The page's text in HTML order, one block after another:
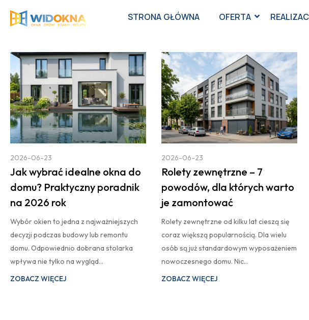
STRONA GŁÓWNA OFERTA
2026-06-23
Jak wybrać idealne okna do
domu? Praktyczny poradnik
na 2026 rok
Wybór okien to jedna z najważniejszych
decyzji podczas budowy lub remontu
domu. Odpowiednio dobrana stolarka
wpływa nie tylko na wygląd…
ZOBACZ WIĘCEJ
2026-06-23
Rolety zewnętrzne – 7
powodów, dla których warto
je zamontować
Rolety zewnętrzne od kilku lat cieszą się
coraz większą popularnością. Dla wielu
osób są już standardowym wyposażeniem
nowoczesnego domu. Nic…
ZOBACZ WIĘCEJ